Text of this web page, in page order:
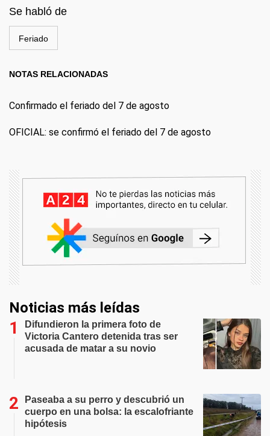
Se habló de
Feriado
NOTAS RELACIONADAS
Confirmado el feriado del 7 de agosto
OFICIAL: se confirmó el feriado del 7 de agosto
Noticias más leídas
Difundieron la primera foto de
Victoria Cantero detenida tras ser
acusada de matar a su novio
Paseaba a su perro y descubrió un
cuerpo en una bolsa: la escalofriante
hipótesis